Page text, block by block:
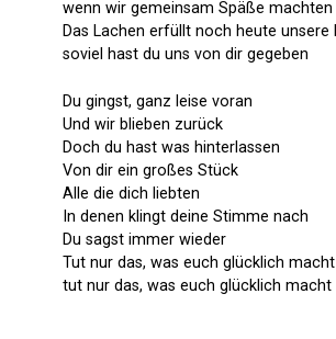
wenn wir gemeinsam Späße machten
Das Lachen erfüllt noch heute unsere
soviel hast du uns von dir gegeben
Du gingst, ganz leise voran
Und wir blieben zurück
Doch du hast was hinterlassen
Von dir ein großes Stück
Alle die dich liebten
In denen klingt deine Stimme nach
Du sagst immer wieder
Tut nur das, was euch glücklich macht
tut nur das, was euch glücklich macht